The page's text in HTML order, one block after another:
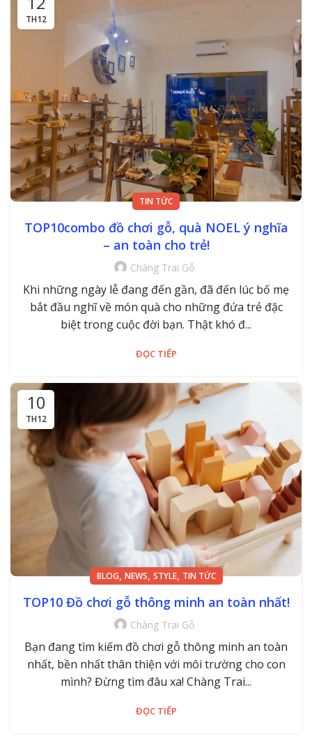
TH12
TIN TỨC
TOP10combo đồ chơi gỗ, quà NOEL ý nghĩa
– an toàn cho trẻ!
Chàng Trai Gỗ
Khi những ngày lễ đang đến gần, đã đến lúc bố mẹ
bắt đầu nghĩ về món quà cho những đứa trẻ đặc
biệt trong cuộc đời bạn. Thật khó đ...
ĐỌC TIẾP
10
TH12
BLOG, NEWS, STYLE, TIN TỨC
TOP10 Đồ chơi gỗ thông minh an toàn nhất!
Chàng Trai Gỗ
Bạn đang tìm kiếm đồ chơi gỗ thông minh an toàn
nhất, bền nhất thân thiện với môi trường cho con
mình? Đừng tìm đâu xa! Chàng Trai...
ĐỌC TIẾP